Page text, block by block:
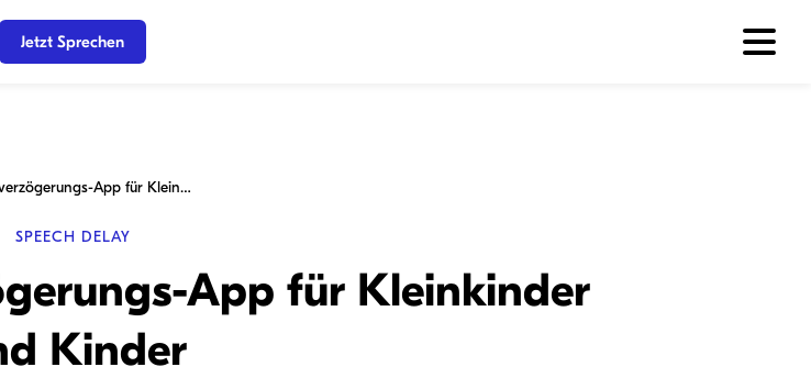
Jetzt Sprechen
Die beste Sprachverzögerungs-App für Kleinkinder und Kinder
SPEECH DELAY
App für Kleinkinder
Kinder